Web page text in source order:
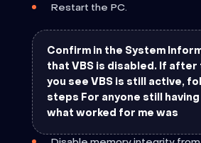
Restart the PC.
Confirm in the System
that VBS is disabled. If
you see VBS is still active,
steps For anyone still
what worked for me was